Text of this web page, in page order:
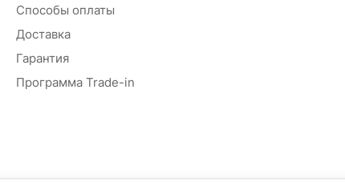
Способы оплаты
Доставка
Гарантия
Программа Trade-in